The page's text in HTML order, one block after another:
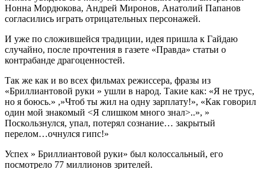
Нонна Мордюкова, Андрей Миронов, Анатолий Папанов
согласились играть отрицательных персонажей.
И уже по сложившейся традиции, идея пришла к Гайдаю
случайно, после прочтения в газете «Правда» статьи о
контрабанде драгоценностей.
Так же как и во всех фильмах режиссера, фразы из
«Бриллиантовой руки » ушли в народ. Такие как: «Я не трус,
но я боюсь.» ,»Чтоб ты жил на одну зарплату!», «Как говорил
один мой знакомый <Я слишком много знал>..», »
Поскользнулся, упал, потерял сознание… закрытый
перелом…очнулся гипс!»
Успех » Бриллиантовой руки» был колоссальный, его
посмотрело 77 миллионов зрителей.